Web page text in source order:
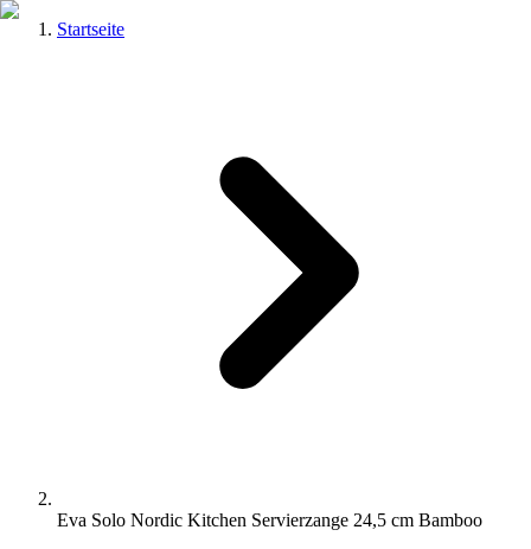
Startseite
Eva Solo Nordic Kitchen Servierzange 24,5 cm Bamboo